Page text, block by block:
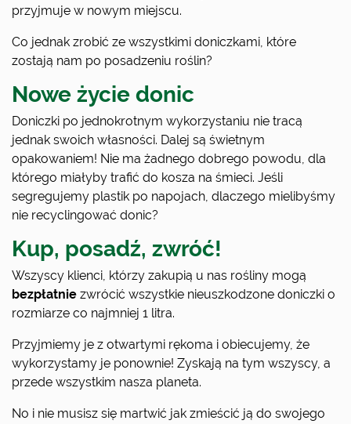
przyjmuje w nowym miejscu.
Co jednak zrobić ze wszystkimi doniczkami, które
zostają nam po posadzeniu roślin?
Nowe życie donic
Doniczki po jednokrotnym wykorzystaniu nie tracą
jednak swoich własności. Dalej są świetnym
opakowaniem! Nie ma żadnego dobrego powodu, dla
którego miałyby trafić do kosza na śmieci. Jeśli
segregujemy plastik po napojach, dlaczego mielibyśmy
nie recyclingować donic?
Kup, posadź, zwróć!
Wszyscy klienci, którzy zakupią u nas rośliny mogą
bezpłatnie zwrócić wszystkie nieuszkodzone doniczki o
rozmiarze co najmniej 1 litra.
Przyjmiemy je z otwartymi rękoma i obiecujemy, że
wykorzystamy je ponownie! Zyskają na tym wszyscy, a
przede wszystkim nasza planeta.
No i nie musisz się martwić jak zmieścić ją do swojego